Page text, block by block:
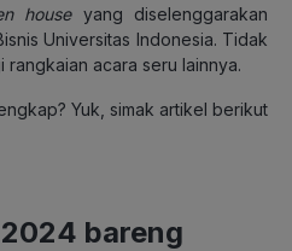
house yang diselenggarakan
Universitas Indonesia. Tidak
rangkaian acara seru lainnya.
Yuk, simak artikel berikut
bareng